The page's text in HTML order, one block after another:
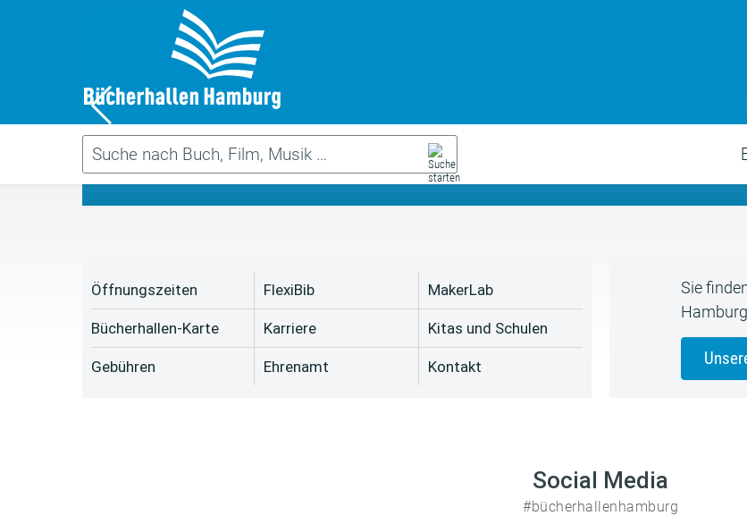
Das neue
Öffnungszeiten
Bücherhallen-Karte
Gebühren
FlexiBib
Karriere
Ehrenamt
MakerLab
Kitas und Schulen
Kontakt
Sie
Social Media
#bücherhallenhamburg